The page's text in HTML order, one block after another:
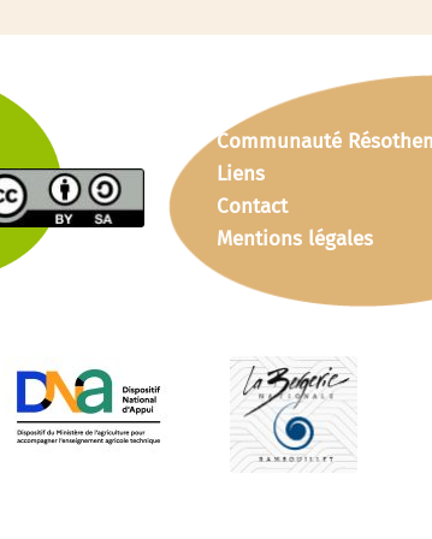
Communauté
Liens
Contact
Mentions légales